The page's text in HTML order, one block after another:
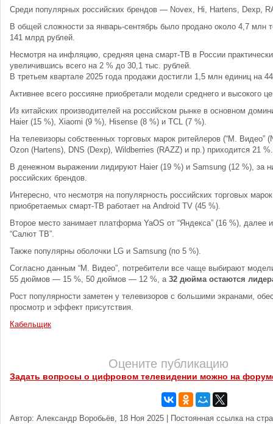
Среди популярных российских брендов — Novex, Hi, Hartens, Dexp,
В общей сложности за январь-сентябрь было продано около 4,7 млн
141 млрд рублей.
Несмотря на инфляцию, средняя цена смарт-ТВ в России
увеличившись всего на 2 % до 30,1 тыс. рублей.
В третьем квартале 2025 года продажи достигли 1,5 млн единиц на
Активнее всего россияне приобретали модели среднего и высокого
Из китайских производителей на российском рынке в основном
Haier (15 %), Xiaomi (9 %), Hisense (8 %) и TCL (7 %).
На телевизоры собственных торговых марок ритейлеров (“М. Видео”
Ozon (Hartens), DNS (Dexp), Wildberries (RAZZ) и пр.) приходится 21 %.
В денежном выражении лидируют Haier (19 %) и Samsung (12 %), за
российских брендов.
Интересно, что несмотря на популярность российских торговых
приобретаемых смарт-ТВ работает на Android TV (45 %).
Второе место занимает платформа YaOS от “Яндекса” (16 %), далее
“Салют ТВ”.
Также популярны оболочки LG и Samsung (по 5 %).
Согласно данным “М. Видео”, потребители все чаще выбирают
55 дюймов — 15 %, 50 дюймов — 12 %, а 32 дюйма остаются
Рост популярности заметен у телевизоров с большими экранами,
просмотр и эффект присутствия.
Кабельщик
Оцените публикацию
Задать вопросы о цифровом телевидении можно на
Автор: Александр Воробьёв, 18 Ноя 2025 | Постоянная ссылка на